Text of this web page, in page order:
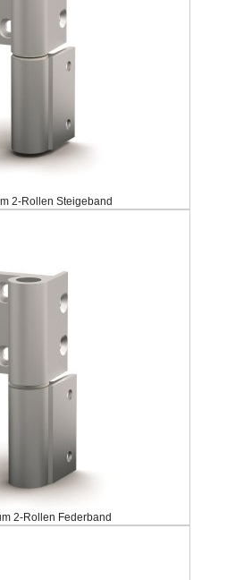
2-Rollen Steigeband
2-Rollen Federband